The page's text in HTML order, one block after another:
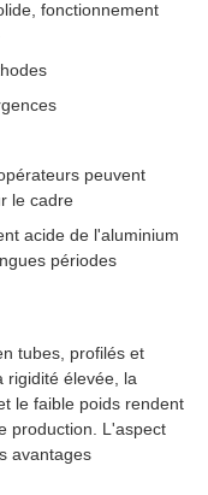
fonctionnement
peuvent
le cadre
acide de l'aluminium
périodes
tubes, profilés et
rigidité élevée, la
le faible poids rendent
production. L'aspect
avantages